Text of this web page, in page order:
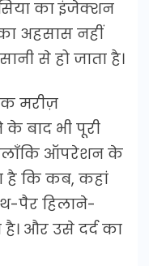
का इंजेक्शन
अहसास नहीं
से हो जाता है।
मरीज़
बाद भी पूरी
ऑपरेशन के
है कि कब, कहां
पैर हिलाने-
है। और उसे दर्द का